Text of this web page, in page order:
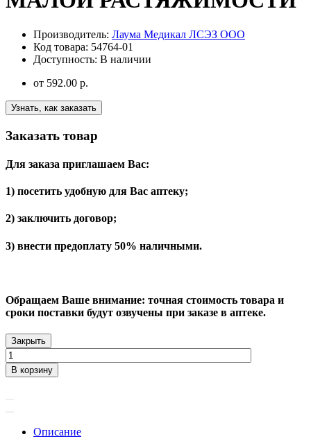
Производитель: Лаума Медикал ЛСЭЗ ООО
Код товара: 54764-01
Доступность: В наличии
от 592.00 р.
Узнать, как заказать
Заказать товар
Для заказа приглашаем Вас:
1) посетить удобную для Вас аптеку;
2) заключить договор;
3) внести предоплату 50% наличными.
Обращаем Ваше внимание: точная стоимость товара и
сроки поставки будут озвучены при заказе в аптеке.
Закрыть
В корзину
Описание